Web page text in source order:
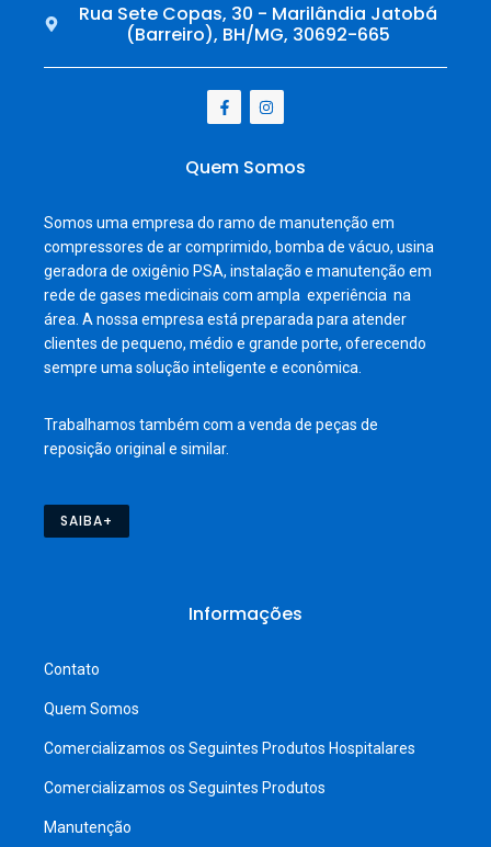
Rua Sete Copas, 30 - Marilândia Jatobá
(Barreiro), BH/MG, 30692-665
Quem Somos
Somos uma empresa do ramo de manutenção em
compressores de ar comprimido, bomba de vácuo, usina
geradora de oxigênio PSA, instalação e manutenção em
rede de gases medicinais com ampla experiência na
área. A nossa empresa está preparada para atender
clientes de pequeno, médio e grande porte, oferecendo
sempre uma solução inteligente e econômica.
Trabalhamos também com a venda de peças de
reposição original e similar.
SAIBA+
Informações
Contato
Quem Somos
Comercializamos os Seguintes Produtos Hospitalares
Comercializamos os Seguintes Produtos
Manutenção